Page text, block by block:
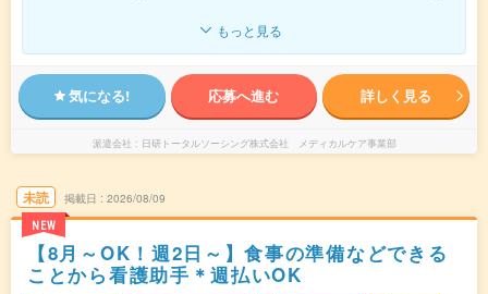
もっと見る
気になる! 応募へ進む 詳しく見る
派遣会社 日研トータルソーシング株式会社 メディカルケア事業部
未読
NEW
掲載日 2026/08/09
【8月～OK！週2日～】食事の準備などできる
ことから看護助手＊週払いOK